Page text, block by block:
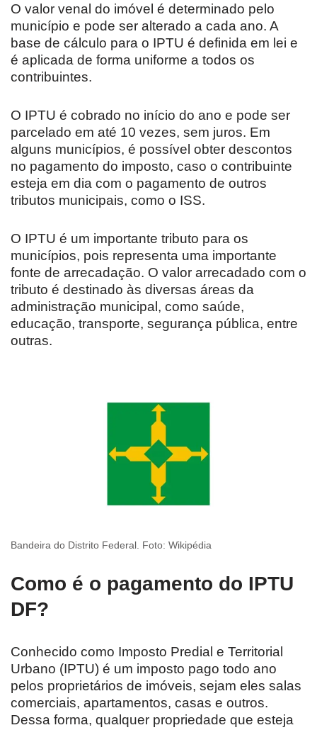
O valor venal do imóvel é determinado pelo
município e pode ser alterado a cada ano. A
base de cálculo para o IPTU é definida em lei e
é aplicada de forma uniforme a todos os
contribuintes.
O IPTU é cobrado no início do ano e pode ser
parcelado em até 10 vezes, sem juros. Em
alguns municípios, é possível obter descontos
no pagamento do imposto, caso o contribuinte
esteja em dia com o pagamento de outros
tributos municipais, como o ISS.
O IPTU é um importante tributo para os
municípios, pois representa uma importante
fonte de arrecadação. O valor arrecadado com o
tributo é destinado às diversas áreas da
administração municipal, como saúde,
educação, transporte, segurança pública, entre
outras.
Bandeira do Distrito Federal. Foto: Wikipédia
Como é o pagamento do IPTU
DF?
Conhecido como Imposto Predial e Territorial
Urbano (IPTU) é um imposto pago todo ano
pelos proprietários de imóveis, sejam eles salas
comerciais, apartamentos, casas e outros.
Dessa forma, qualquer propriedade que esteja